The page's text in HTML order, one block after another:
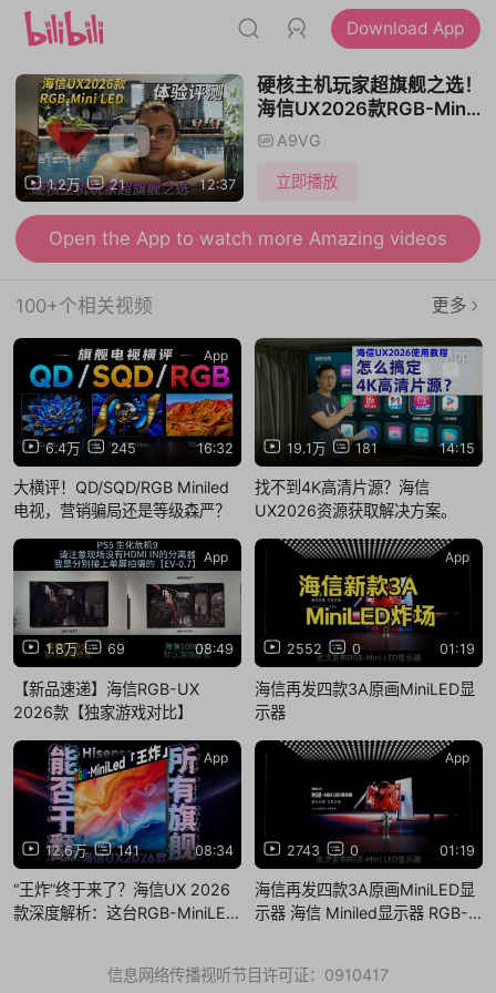
Download App
1.2万 21 12:37
硬核主机玩家超旗舰之选！
海信UX2026款RGB-Mini
LED电视体验
A9VG
立即播放
Open the App to watch more Amazing videos
100+个相关视频 更多
6.4万 245 16:32
App
大横评！QD/SQD/RGB Miniled
电视，营销骗局还是等级森严？
19.1万 181 14:15
App
找不到4K高清片源？海信
UX2026资源获取解决方案。
1.8万 69 08:49
App
【新品速递】海信RGB-UX
2026款【独家游戏对比】
2552 0 01:19
App
海信再发四款3A原画MiniLED显
示器
12.6万 141 08:34
App
“王炸”终于来了？海信UX 2026
款深度解析：这台RGB-MiniLED
2743 0 01:19
App
海信再发四款3A原画MiniLED显
示器 海信 Miniled显示器 RGB-
信息网络传播视听节目许可证：0910417